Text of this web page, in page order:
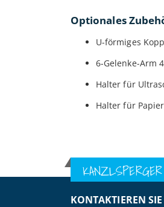
Optionales
U-förmiges
6-Gelenke-Arm
Halter für
Halter für
KONTAKTIEREN